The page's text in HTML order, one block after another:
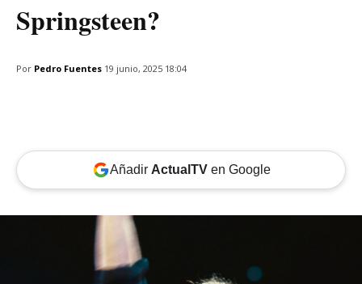
Springsteen?
Por Pedro Fuentes 19 junio, 2025 18:04
Añadir ActualTVen Google